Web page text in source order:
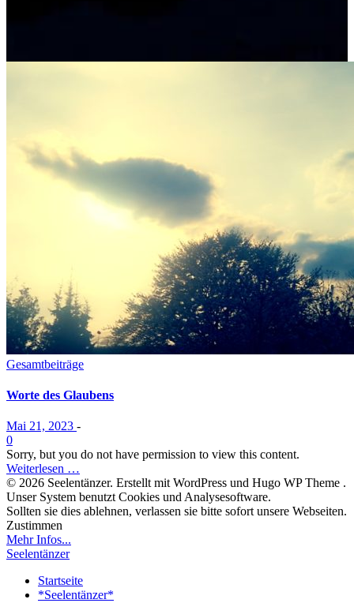
Gesamtbeiträge
Worte des Glaubens
Mai 21, 2023 -
0
Sorry, but you do not have permission to view this content.
Weiterlesen …
© 2026 Seelentänzer. Erstellt mit WordPress und Hugo WP Theme .
Unser System benutzt Cookies und Analysesoftware.
Sollten sie dies ablehnen, verlassen sie bitte sofort unsere Webseiten.
Zustimmen
Mehr Infos...
Seelentänzer
Startseite
*Seelentänzer*